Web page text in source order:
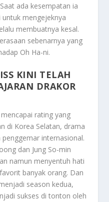
ada kesempatan ia
untuk mengejeknya
membuatnya kesal.
sebenarnya yang
Oh Ha-ni.
KINI TELAH
DRAKOR
rating yang
di Korea Selatan, drama
internasional.
dan Jung So-min
namun menyentuh hati
banyak orang. Dan
season kedua,
sukses di tonton oleh